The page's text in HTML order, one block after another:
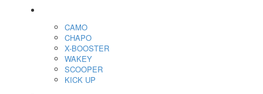
CAMO
CHAPO
X-BOOSTER
WAKEY
SCOOPER
KICK UP